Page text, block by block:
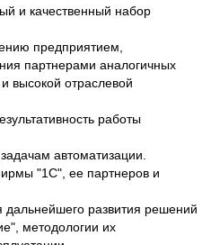
и качественный набор
предприятием,
партнерами аналогичных
высокой отраслевой
работы
автоматизации.
"1С", ее партнеров и
дальнейшего развития решений
методологии их